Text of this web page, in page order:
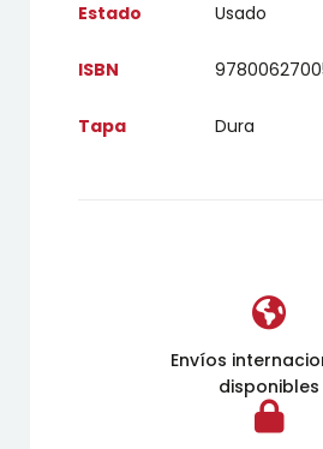
Estado Usado
ISBN
Tapa Dura
Envíos
disponibles